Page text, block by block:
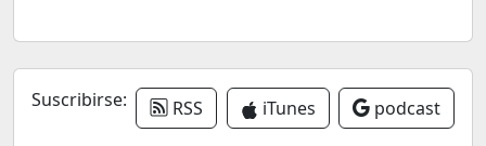
Suscribirse: RSS iTunes podcast